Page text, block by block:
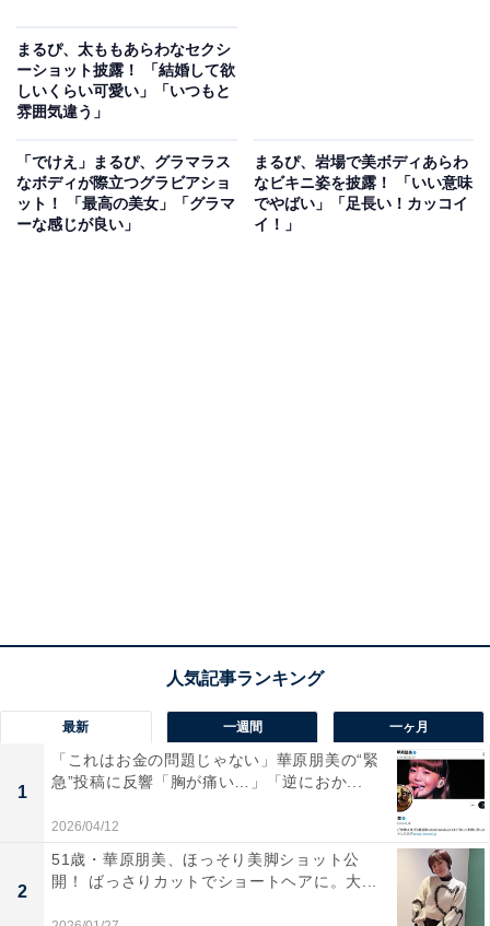
まるぴ、太ももあらわなセクシ
ーショット披露！ 「結婚して欲
しいくらい可愛い」「いつもと
雰囲気違う」
「でけえ」まるぴ、グラマラス
なボディが際立つグラビアショ
ット！ 「最高の美女」「グラマ
ーな感じが良い」
まるぴ、岩場で美ボディあらわ
なビキニ姿を披露！ 「いい意味
でやばい」「足長い！カッコイ
イ！」
最新 一週間 一ヶ月
1
「これはお金の問題じゃない」華原朋美の“緊
急”投稿に反響「胸が痛い…」「逆におか...
2026/04/12
2
51歳・華原朋美、ほっそり美脚ショット公
開！ ばっさりカットでショートヘアに。大...